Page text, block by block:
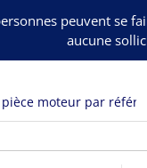
peuvent se
aucune